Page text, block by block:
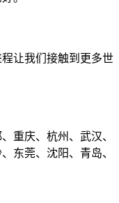
让我们接触到更多世
重庆、杭州、武汉、
东莞、沈阳、青岛、